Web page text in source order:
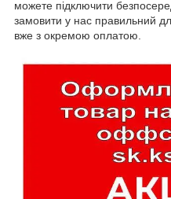
можете підключити
замовити у нас правильний
вже з окремою оплатою.